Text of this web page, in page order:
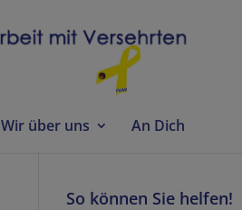
Wir über uns An Dich
So können Sie helfen!